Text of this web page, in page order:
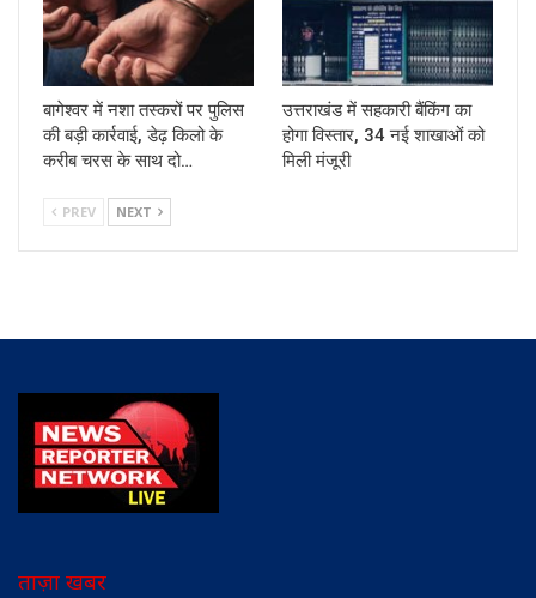
बागेश्वर में नशा तस्करों पर पुलिस
की बड़ी कार्रवाई, डेढ़ किलो के
करीब चरस के साथ दो…
उत्तराखंड में सहकारी बैंकिंग का
होगा विस्तार, 34 नई शाखाओं को
मिली मंजूरी
PREV NEXT
ताज़ा खबर